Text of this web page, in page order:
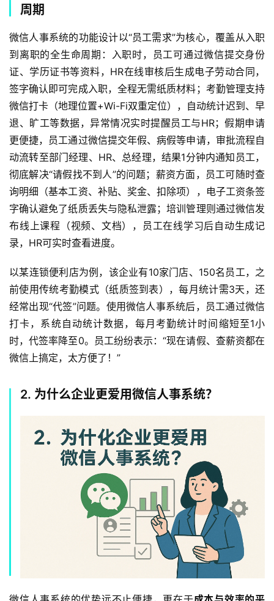
周期
微信人事系统的功能设计以“员工需求”为核心，覆盖从入职
到离职的全生命周期：入职时，员工可通过微信提交身份
证、学历证书等资料，HR在线审核后生成电子劳动合同，
签字确认即可完成入职，全程无需纸质材料；考勤管理支持
微信打卡（地理位置+Wi-Fi双重定位），自动统计迟到、早
退、旷工等数据，异常情况实时提醒员工与HR；假期申请
更便捷，员工通过微信提交年假、病假等申请，审批流程自
动流转至部门经理、HR、总经理，结果1分钟内通知员工，
彻底解决“请假找不到人”的问题；薪资方面，员工可随时查
询明细（基本工资、补贴、奖金、扣除项），电子工资条签
字确认避免了纸质丢失与隐私泄露；培训管理则通过微信发
布线上课程（视频、文档），员工在线学习后自动生成记
录，HR可实时查看进度。
以某连锁便利店为例，该企业有10家门店、150名员工，之
前使用传统考勤模式（纸质签到表），每月统计需3天，还
经常出现“代签”问题。使用微信人事系统后，员工通过微信
打卡，系统自动统计数据，每月考勤统计时间缩短至1小
时，代签率降至0。员工纷纷表示：“现在请假、查薪资都在
微信上搞定，太方便了！”
2. 为什么企业更爱用微信人事系统？